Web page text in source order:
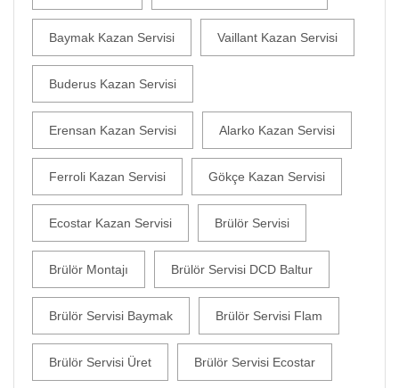
Baymak Kazan Servisi Vaillant Kazan Servisi
Buderus Kazan Servisi
Erensan Kazan Servisi Alarko Kazan Servisi
Ferroli Kazan Servisi Gökçe Kazan Servisi
Ecostar Kazan Servisi Brülör Servisi
Brülör Montajı Brülör Servisi DCD Baltur
Brülör Servisi Baymak Brülör Servisi Flam
Brülör Servisi Üret Brülör Servisi Ecostar